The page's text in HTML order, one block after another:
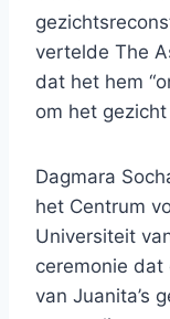
vertelde The
dat het hem
om het
Dagmara
het Centrum
Universiteit
ceremonie
van Juanita’s